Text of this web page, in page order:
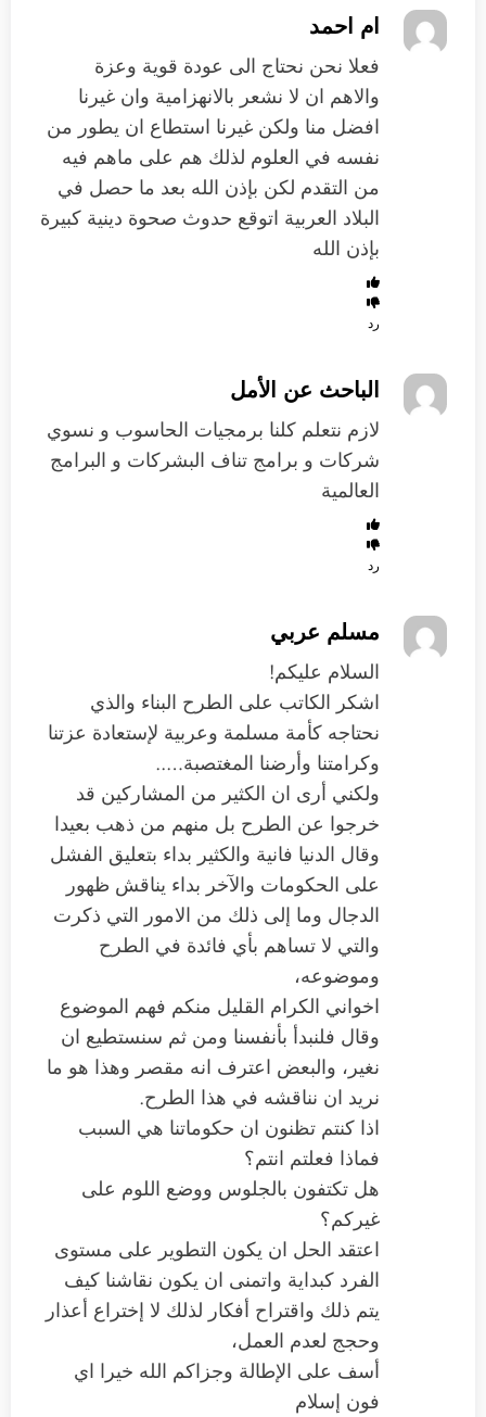
ام احمد
فعلا نحن نحتاج الى عودة قوية وعزة
والاهم ان لا نشعر بالانهزامية وان غيرنا
افضل منا ولكن غيرنا استطاع ان يطور من
نفسه في العلوم لذلك هم على ماهم فيه
من التقدم لكن بإذن الله بعد ما حصل في
البلاد العربية اتوقع حدوث صحوة دينية كبيرة
بإذن الله
رد
الباحث عن الأمل
لازم نتعلم كلنا برمجيات الحاسوب و نسوي
شركات و برامج تناف البشركات و البرامج
العالمية
رد
مسلم عربي
السلام عليكم!
اشكر الكاتب على الطرح البناء والذي
نحتاجه كأمة مسلمة وعربية لإستعادة عزتنا
وكرامتنا وأرضنا المغتصبة…..
ولكني أرى ان الكثير من المشاركين قد
خرجوا عن الطرح بل منهم من ذهب بعيدا
وقال الدنيا فانية والكثير بداء بتعليق الفشل
على الحكومات والآخر بداء يناقش ظهور
الدجال وما إلى ذلك من الامور التي ذكرت
والتي لا تساهم بأي فائدة في الطرح
وموضوعه،
اخواني الكرام القليل منكم فهم الموضوع
وقال فلنبدأ بأنفسنا ومن ثم سنستطيع ان
نغير، والبعض اعترف انه مقصر وهذا هو ما
نريد ان نناقشه في هذا الطرح.
اذا كنتم تظنون ان حكوماتنا هي السبب
فماذا فعلتم انتم؟
هل تكتفون بالجلوس ووضع اللوم على
غيركم؟
اعتقد الحل ان يكون التطوير على مستوى
الفرد كبداية واتمنى ان يكون نقاشنا كيف
يتم ذلك واقتراح أفكار لذلك لا إختراع أعذار
وحجج لعدم العمل،
أسف على الإطالة وجزاكم الله خيرا اي
فون إسلام